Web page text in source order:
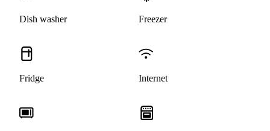
Dish washer Freezer
Fridge Internet